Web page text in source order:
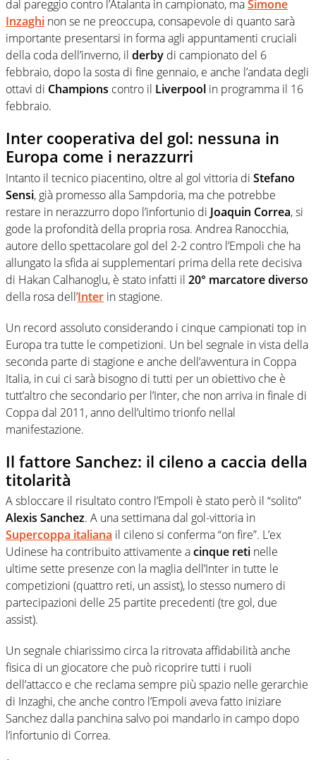
dal pareggio contro l’Atalanta in campionato, maSimone
Inzaghi non se ne preoccupa, consapevole di quanto sarà
importante presentarsi in forma agli appuntamenti cruciali
della coda dell’inverno, il derby di campionato del 6
febbraio, dopo la sosta di fine gennaio, e anche l’andata degli
ottavi di Champions contro il Liverpool in programma il 16
febbraio.
Inter cooperativa del gol: nessuna in
Europa come i nerazzurri
Intanto il tecnico piacentino, oltre al gol vittoria di Stefano
Sensi, già promesso alla Sampdoria, ma che potrebbe
restare in nerazzurro dopo l’infortunio di Joaquin Correa, si
gode la profondità della propria rosa. Andrea Ranocchia,
autore dello spettacolare gol del 2-2 contro l’Empoli che ha
allungato la sfida ai supplementari prima della rete decisiva
di Hakan Calhanoglu, è stato infatti il 20° marcatore diverso
della rosa dell’Inter in stagione.
Un record assoluto considerando i cinque campionati top in
Europa tra tutte le competizioni. Un bel segnale in vista della
seconda parte di stagione e anche dell’avventura in Coppa
Italia, in cui ci sarà bisogno di tutti per un obiettivo che è
tutt’altro che secondario per l’Inter, che non arriva in finale di
Coppa dal 2011, anno dell’ultimo trionfo nellal
manifestazione.
Il fattore Sanchez: il cileno a caccia della
titolarità
A sbloccare il risultato contro l’Empoli è stato però il “solito”
Alexis Sanchez. A una settimana dal gol-vittoria in
Supercoppa italiana il cileno si conferma “on fire”. L’ex
Udinese ha contribuito attivamente acinque reti nelle
ultime sette presenze con la maglia dell’Inter in tutte le
competizioni (quattro reti, un assist), lo stesso numero di
partecipazioni delle 25 partite precedenti (tre gol, due
assist).
Un segnale chiarissimo circa la ritrovata affidabilità anche
fisica di un giocatore che può ricoprire tutti i ruoli
dell’attacco e che reclama sempre più spazio nelle gerarchie
di Inzaghi, che anche contro l’Empoli aveva fatto iniziare
Sanchez dalla panchina salvo poi mandarlo in campo dopo
l’infortunio di Correa.